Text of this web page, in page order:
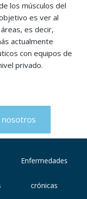
los músculos del
es ver al
es decir,
actualmente
con equipos de
privado.
nosotros
Enfermedades
crónicas